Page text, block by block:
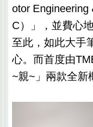
otor
C）」，並費心
至此，如此大手
心。而首度由
~親~」兩款全新